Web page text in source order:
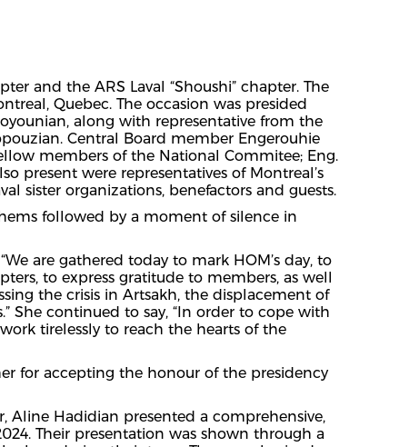
and the ARS Laval “Shoushi” chapter. The
Quebec. The occasion was presided
along with representative from the
Central Board member Engerouhie
members of the National Commitee; Eng.
present were representatives of Montreal’s
sister organizations, benefactors and guests.
followed by a moment of silence in
are gathered today to mark HOM’s day, to
to express gratitude to members, as well
the crisis in Artsakh, the displacement of
She continued to say, “In order to cope with
tirelessly to reach the hearts of the
for accepting the honour of the presidency
Aline Hadidian presented a comprehensive,
Their presentation was shown through a